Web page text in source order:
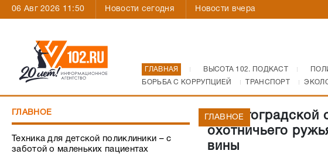
06 Авг 2026 11:50 Новости сегодня Новости вчера
ГЛАВНАЯ ВЫСОТА 102. ПОДКАСТ
БОРЬБА С КОРРУПЦИЕЙ
ТРАНСПОРТ
ГЛАВНОЕ
Техника для детской поликлиники – с
заботой о маленьких пациентах
В Волгоградской
охотничьего
вины
ГЛАВНОЕ